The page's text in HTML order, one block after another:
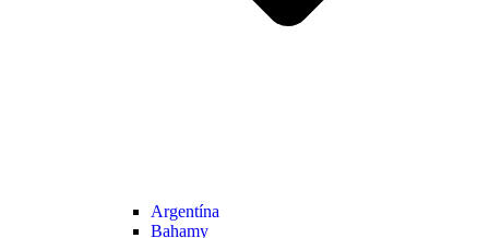
Argentína
Bahamy